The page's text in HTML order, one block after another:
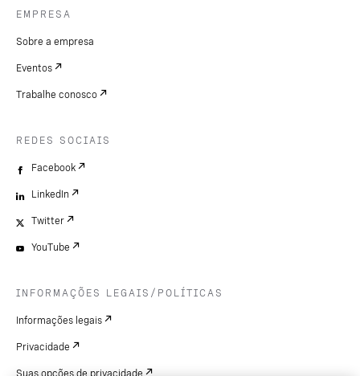
EMPRESA
Sobre a empresa
Eventos
Trabalhe conosco
REDES SOCIAIS
Facebook
LinkedIn
Twitter
YouTube
INFORMAÇÕES LEGAIS/POLÍTICAS
Informações legais
Privacidade
Suas opções de privacidade